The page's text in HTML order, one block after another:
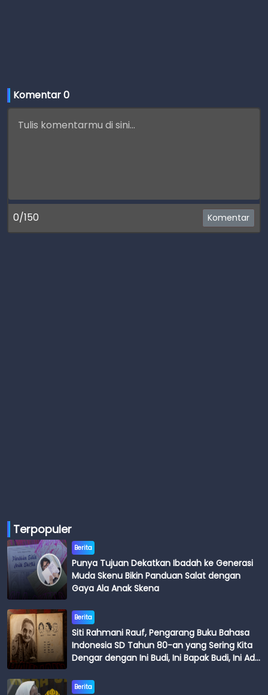
Komentar 0
0/150 Komentar
Terpopuler
Berita
Punya Tujuan Dekatkan Ibadah ke Generasi
Muda Skenu Bikin Panduan Salat dengan
Gaya Ala Anak Skena
Berita
Siti Rahmani Rauf, Pengarang Buku Bahasa
Indonesia SD Tahun 80-an yang Sering Kita
Dengar dengan Ini Budi, Ini Bapak Budi, Ini Adik
Berita